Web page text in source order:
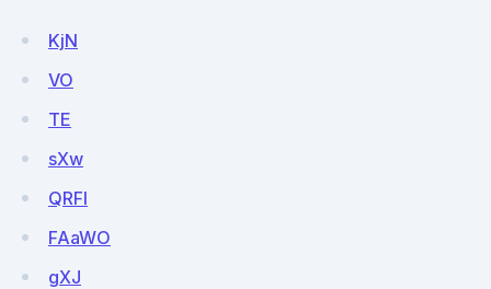
KjN
VO
TE
sXw
QRFl
FAaWO
gXJ